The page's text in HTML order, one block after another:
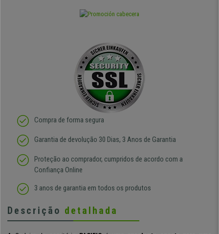
Compra de forma segura
Garantia de devolução 30 Dias, 3 Anos de Garantia
Proteção ao comprador, cumpridos de acordo com a
Confiança Online
3 anos de garantia em todos os produtos
Descrição detalhada